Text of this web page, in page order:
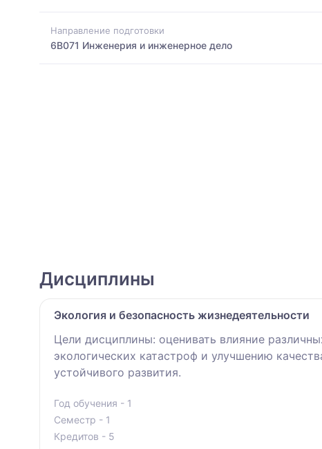
Направление подготовки
6B071 Инженерия и инженерное дело
Дисциплины
Экология и безопасность жизнедеятельности
Цели дисциплины: оценивать влияние
экологических катастроф и улучшению
устойчивого развития.
Год обучения - 1
Семестр - 1
Кредитов - 5